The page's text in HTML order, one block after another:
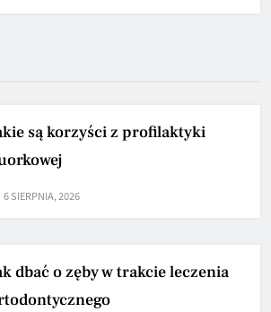
są korzyści z profilaktyki
6 SIERPNIA, 2026
dbać o zęby w trakcie leczenia